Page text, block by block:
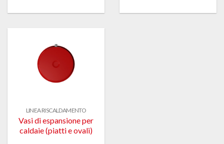
LINEA RISCALDAMENTO
Vasi di espansione per
caldaie (piatti e ovali)